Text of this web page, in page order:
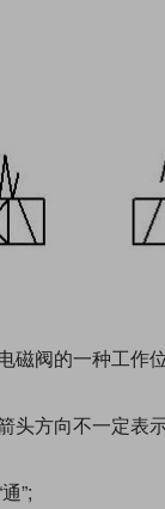
阀的一种工作
头方向不一定表
”;